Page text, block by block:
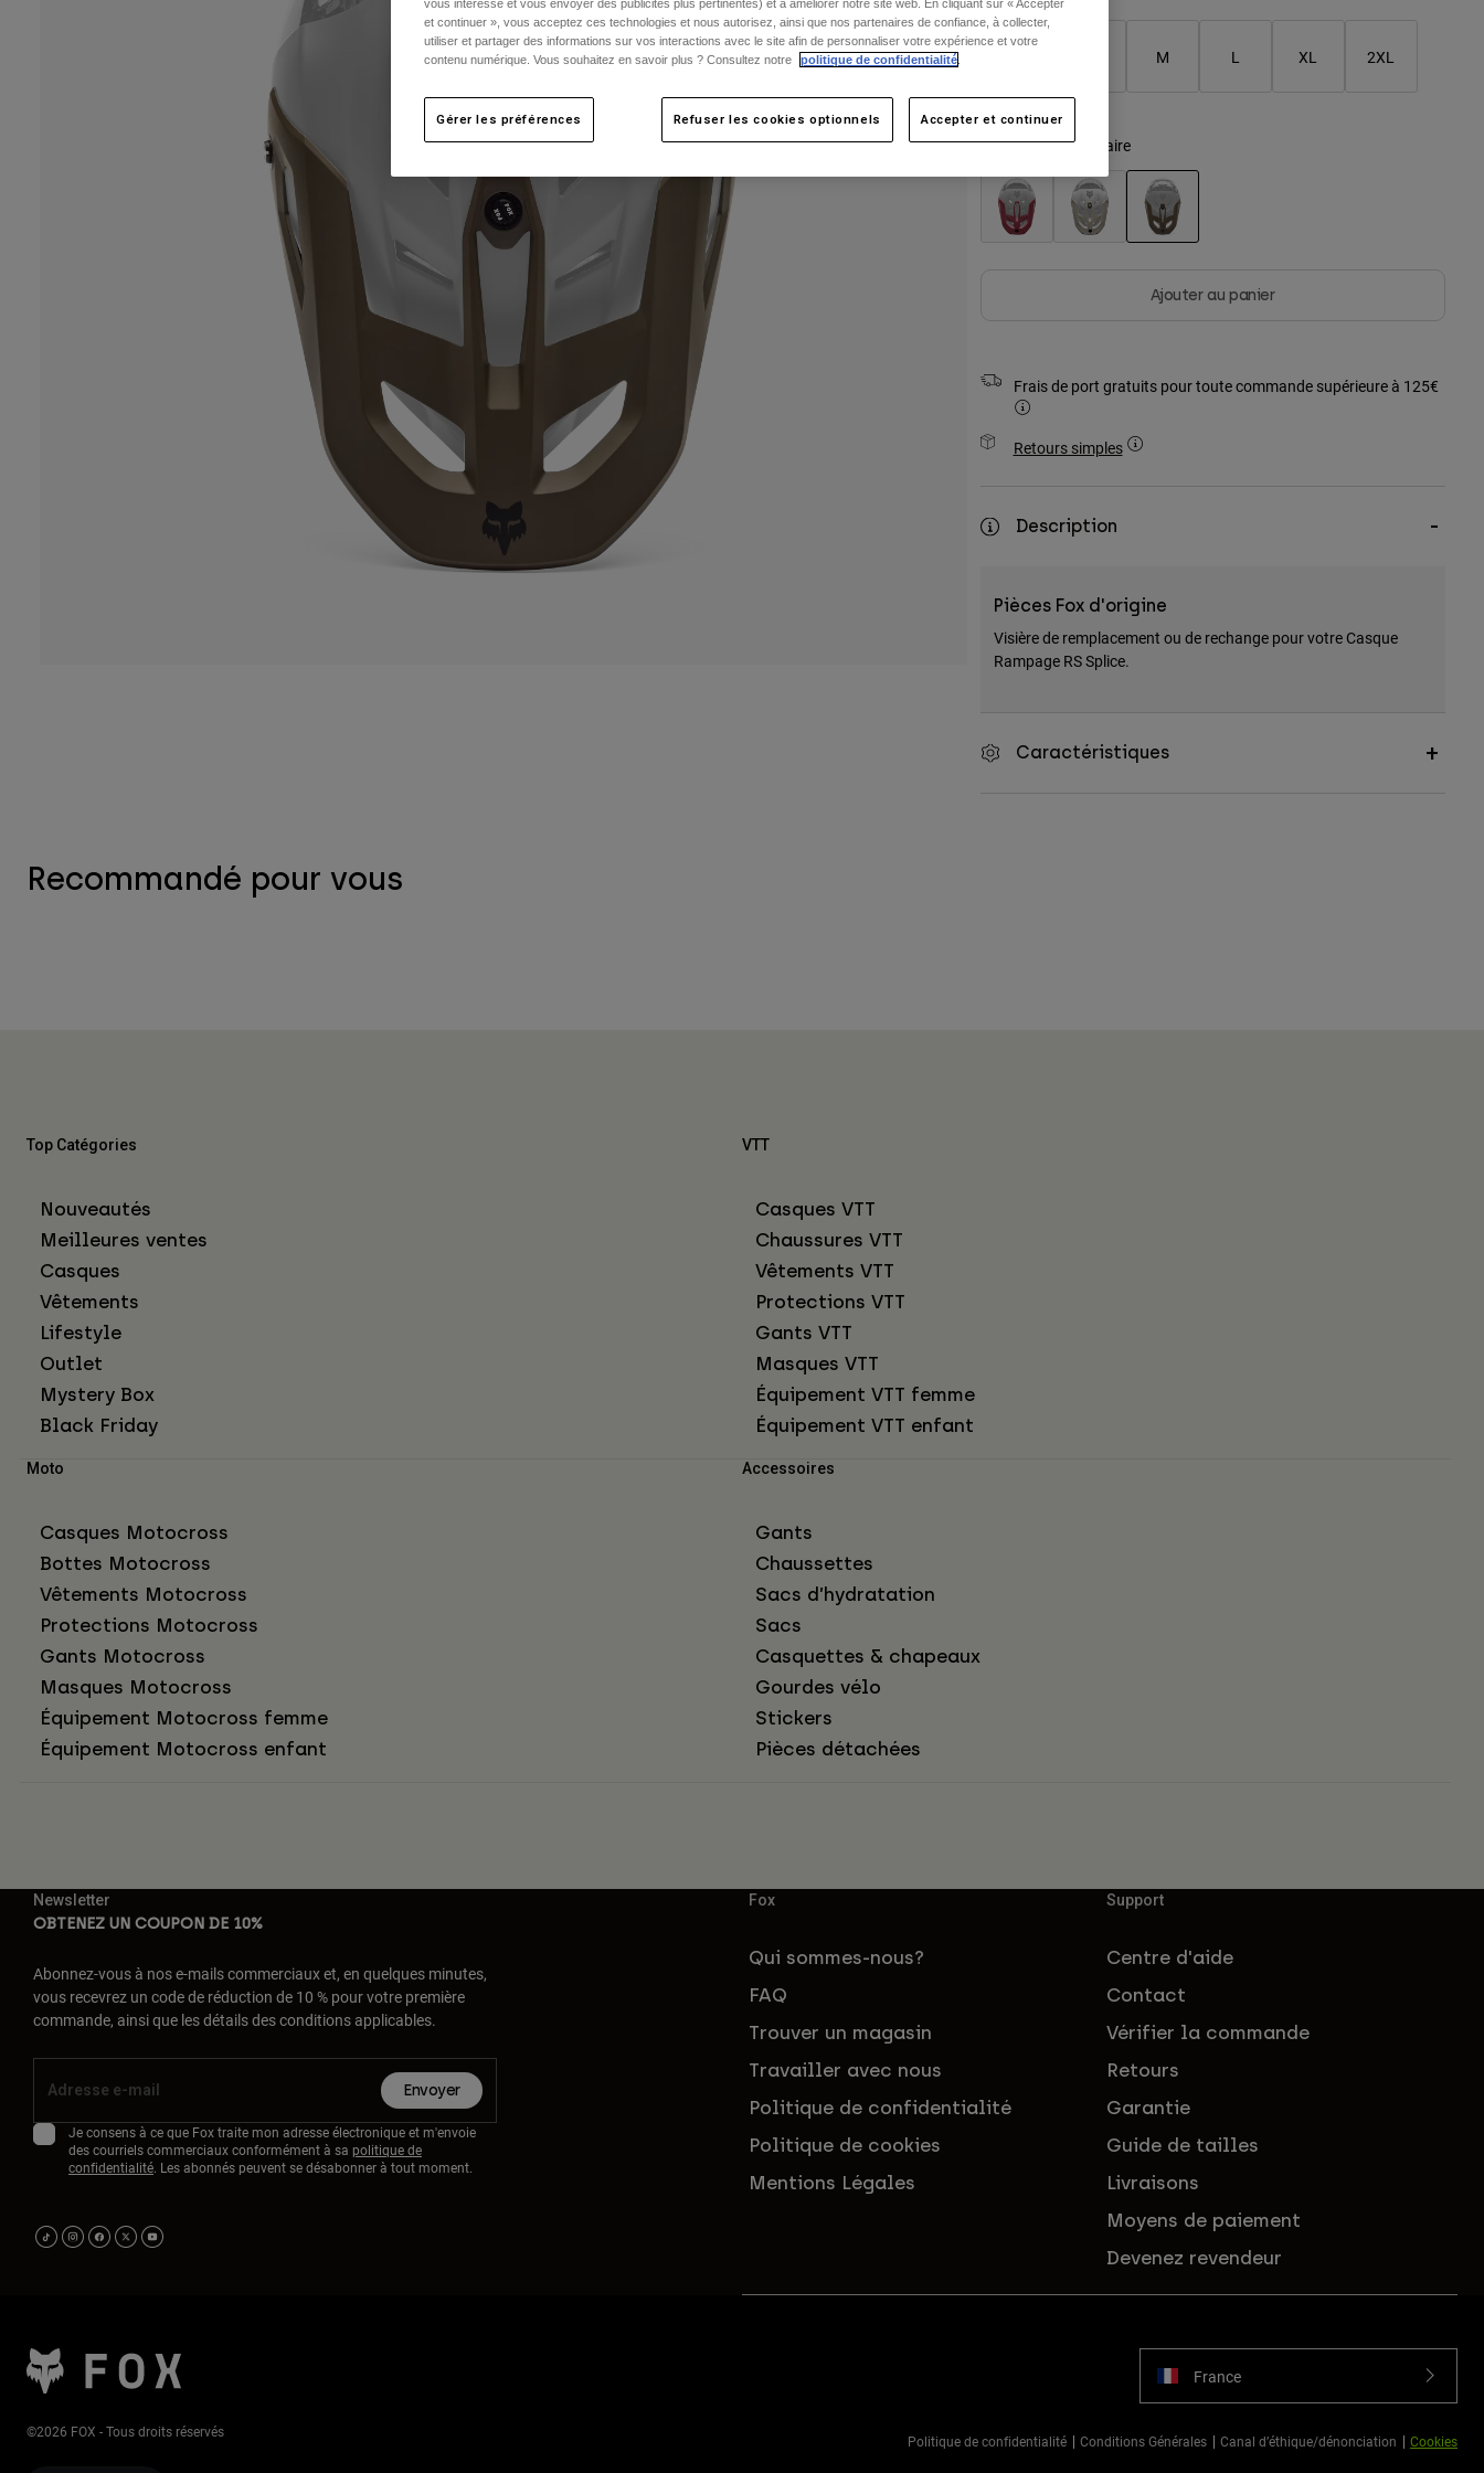
M L XL 2XL
Couleur -Vert militaire
Ajouter au panier
Frais de port gratuits pour toute commande supérieure à 125€
Retours simples
Description
Pièces Fox d'origine
Visière de remplacement ou de rechange pour votre Casque
Rampage RS Splice.
Caractéristiques
Recommandé pour vous
Top Catégories
Nouveautés
Meilleures ventes
Casques
Vêtements
Lifestyle
Outlet
Mystery Box
Black Friday
VTT
Casques VTT
Chaussures VTT
Vêtements VTT
Protections VTT
Gants VTT
Masques VTT
Équipement VTT femme
Équipement VTT enfant
Moto
Casques Motocross
Bottes Motocross
Vêtements Motocross
Protections Motocross
Gants Motocross
Masques Motocross
Équipement Motocross femme
Équipement Motocross enfant
Accessoires
Gants
Chaussettes
Sacs d’hydratation
Sacs
Casquettes & chapeaux
Gourdes vélo
Stickers
Pièces détachées
Newsletter
OBTENEZ UN COUPON DE 10%
Abonnez-vous à nos e-mails commerciaux et, en quelques minutes,
vous recevrez un code de réduction de 10 % pour votre première
commande, ainsi que les détails des conditions applicables.
Envoyer
Je consens à ce que Fox traite mon adresse électronique et m'envoie
des courriels commerciaux conformément à sa politique de
confidentialité. Les abonnés peuvent se désabonner à tout moment.
Fox
Qui sommes-nous?
FAQ
Trouver un magasin
Travailler avec nous
Politique de confidentialité
Politique de cookies
Mentions Légales
Support
Centre d'aide
Contact
Vérifier la commande
Retours
Garantie
Guide de tailles
Livraisons
Moyens de paiement
Devenez revendeur
France
Politique de confidentialité Conditions Générales Canal d’éthique/dénonciation Cookies
©2026 FOX - Tous droits réservés
vous intéresse et vous envoyer des publicités plus pertinentes) et à améliorer notre site web. En cliquant sur « Accepter
et continuer », vous acceptez ces technologies et nous autorisez, ainsi que nos partenaires de confiance, à collecter,
utiliser et partager des informations sur vos interactions avec le site afin de personnaliser votre expérience et votre
contenu numérique. Vous souhaitez en savoir plus ? Consultez notre
politique de confidentialité
Gérer les préférences Refuser les cookies optionnels Accepter et continuer